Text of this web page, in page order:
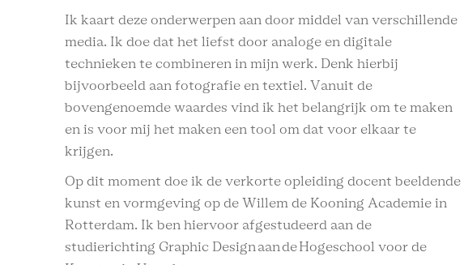
Ik kaart deze onderwerpen aan door middel van verschillende
media. Ik doe dat het liefst door analoge en digitale
technieken te combineren in mijn werk. Denk hierbij
bijvoorbeeld aan fotografie en textiel. Vanuit de
bovengenoemde waardes vind ik het belangrijk om te maken
en is voor mij het maken een tool om dat voor elkaar te
krijgen.
Op dit moment doe ik de verkorte opleiding docent beeldende
kunst en vormgeving op de Willem de Kooning Academie in
Rotterdam. Ik ben hiervoor afgestudeerd aan de
studierichting Graphic Design aan deHogeschool voor de